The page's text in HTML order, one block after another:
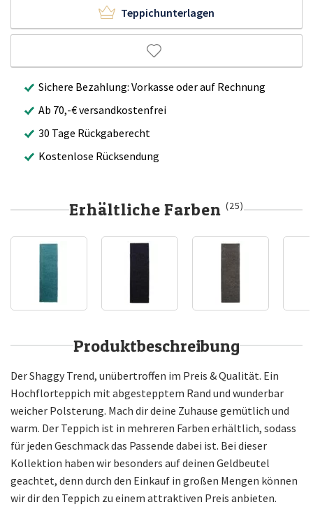
Teppichunterlagen
Sichere Bezahlung: Vorkasse oder auf Rechnung
Ab 70,-€ versandkostenfrei
30 Tage Rückgaberecht
Kostenlose Rücksendung
Erhältliche Farben(25)
Produktbeschreibung
Der Shaggy Trend, unübertroffen im Preis & Qualität. Ein
Hochflorteppich mit abgestepptem Rand und wunderbar
weicher Polsterung. Mach dir deine Zuhause gemütlich und
warm. Der Teppich ist in mehreren Farben erhältlich, sodass
für jeden Geschmack das Passende dabei ist. Bei dieser
Kollektion haben wir besonders auf deinen Geldbeutel
geachtet, denn durch den Einkauf in großen Mengen können
wir dir den Teppich zu einem attraktiven Preis anbieten.